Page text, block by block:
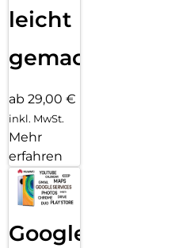
leicht
gemacht!
ab 29,00 €
inkl. MwSt.
Mehr
erfahren
Google